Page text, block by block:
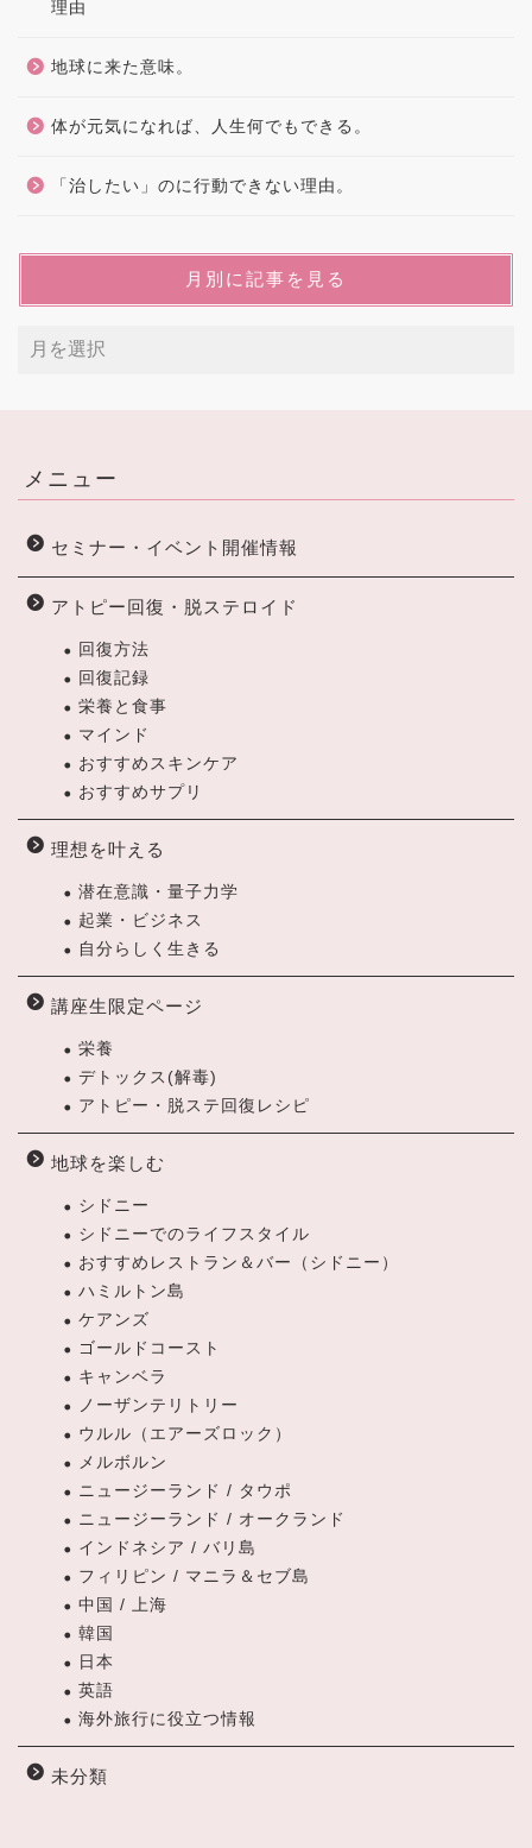
理由
地球に来た意味。
体が元気になれば、人生何でもできる。
「治したい」のに行動できない理由。
月別に記事を見る
メニュー
セミナー・イベント開催情報
アトピー回復・脱ステロイド
回復方法
回復記録
栄養と食事
マインド
おすすめスキンケア
おすすめサプリ
理想を叶える
潜在意識・量子力学
起業・ビジネス
自分らしく生きる
講座生限定ページ
栄養
デトックス(解毒)
アトピー・脱ステ回復レシピ
地球を楽しむ
シドニー
シドニーでのライフスタイル
おすすめレストラン＆バー（シドニー）
ハミルトン島
ケアンズ
ゴールドコースト
キャンベラ
ノーザンテリトリー
ウルル（エアーズロック）
メルボルン
ニュージーランド / タウポ
ニュージーランド / オークランド
インドネシア / バリ島
フィリピン / マニラ＆セブ島
中国 / 上海
韓国
日本
英語
海外旅行に役立つ情報
未分類